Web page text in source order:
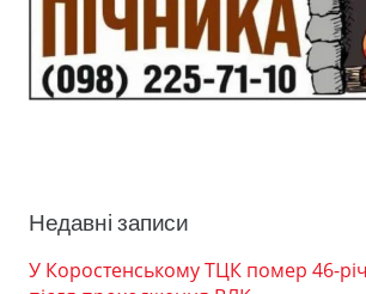
Недавні записи
У Коростенському ТЦК помер 46-